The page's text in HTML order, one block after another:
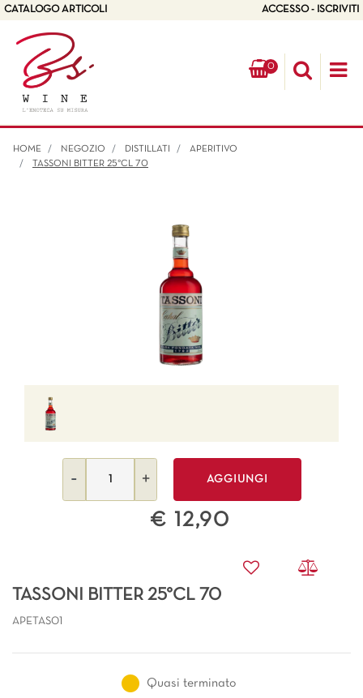
CATALOGO ARTICOLI ACCESSO - ISCRIVITI
0
HOME NEGOZIO DISTILLATI
APERITIVO
TASSONI BITTER 25°CL 70
AGGIUNGI
€ 12,90
TASSONI BITTER 25°CL 70
APETAS01
Quasi terminato